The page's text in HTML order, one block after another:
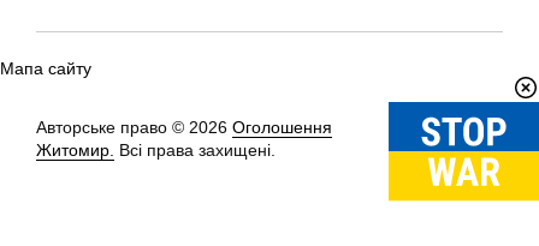
Мапа сайту
Авторське право © 2026 Оголошення
Житомир. Всі права захищені.
Вгору↑